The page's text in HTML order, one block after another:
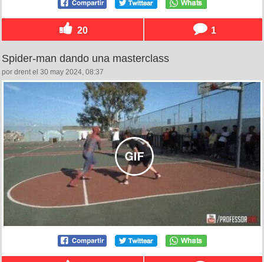
20 1
Spider-man dando una masterclass
por drent el 30 may 2024, 08:37